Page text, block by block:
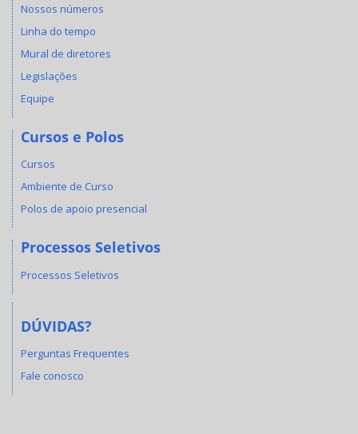
Nossos números
Linha do tempo
Mural de diretores
Legislações
Equipe
Cursos e Polos
Cursos
Ambiente de Curso
Polos de apoio presencial
Processos Seletivos
Processos Seletivos
DÚVIDAS?
Perguntas Frequentes
Fale conosco